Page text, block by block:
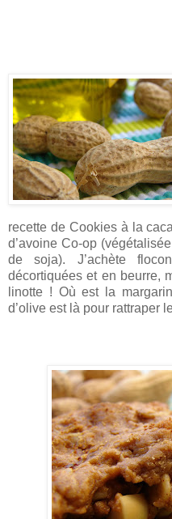
recette de Cookies à la
d’avoine Co-op
de soja). J’achète
décortiquées et en beurre,
linotte ! Où est la
d’olive est là pour rattraper